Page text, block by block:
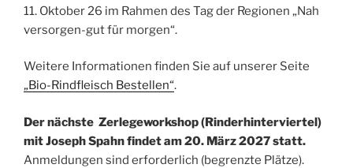
11. Oktober 26 im Rahmen des Tag der Regionen „Nah
versorgen-gut für morgen“.
Weitere Informationen finden Sie auf unserer Seite
„Bio-Rindfleisch Bestellen“.
Der nächste Zerlegeworkshop (Rinderhinterviertel)
mit Joseph Spahn findet am 20. März 2027 statt.
Anmeldungen sind erforderlich (begrenzte Plätze).